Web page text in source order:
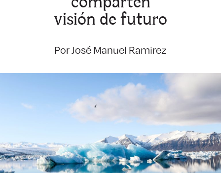
comparten
visión de futuro
Por José Manuel Ramirez